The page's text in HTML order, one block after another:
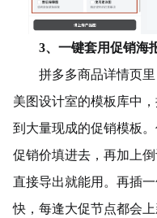
3、一键套用促销海
拼多多商品详情页里
美图设计室的模板库中
到大量现成的促销模板
促销价填进去，再加上
直接导出就能用。再插
快，每逢大促节点都会